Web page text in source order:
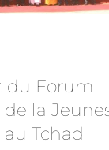
du Forum
la
Tchad